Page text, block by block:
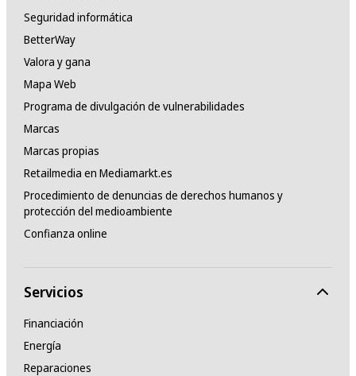
Seguridad informática
BetterWay
Valora y gana
Mapa Web
Programa de divulgación de vulnerabilidades
Marcas
Marcas propias
Retailmedia en Mediamarkt.es
Procedimiento de denuncias de derechos humanos y
protección del medioambiente
Confianza online
Servicios
Financiación
Energía
Reparaciones